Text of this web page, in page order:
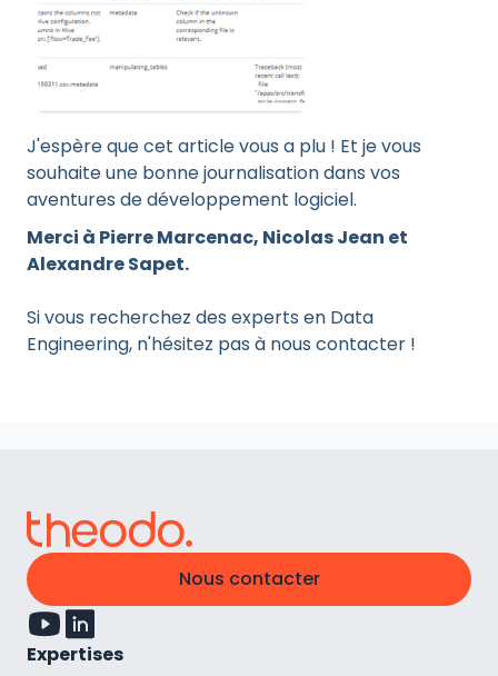
J'espère que cet article vous a plu ! Et je vous
souhaite une bonne journalisation dans vos
aventures de développement logiciel.
Merci à Pierre Marcenac, Nicolas Jean et
Alexandre Sapet.
Si vous recherchez des experts en Data
Engineering, n'hésitez pas à nous contacter !
Nous contacter
Expertises